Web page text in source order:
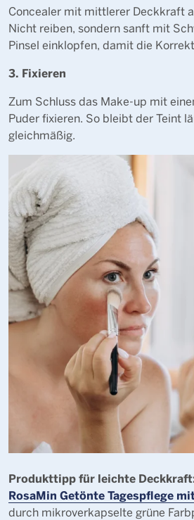
Concealer mit mittlerer Deckkraft
Nicht reiben, sondern sanft mit
Pinsel einklopfen, damit die
3. Fixieren
Zum Schluss das Make-up mit
Puder fixieren. So bleibt der Teint
gleichmäßig.
Produkttipp für leichte
RosaMin Getönte Tagespflege
durch mikroverkapselte grüne